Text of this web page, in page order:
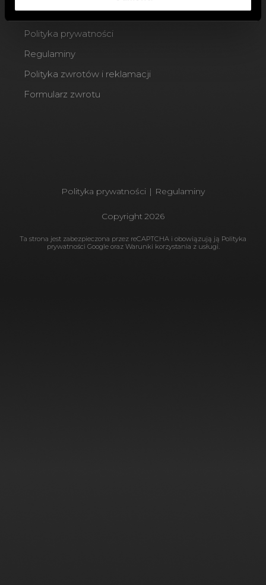
Blog
Polityka prywatności
Regulaminy
Polityka zwrotów i reklamacji
Formularz zwrotu
Polityka prywatności | Regulaminy
Copyright2026
Ta strona jest zabezpieczona przez reCAPTCHA i obowiązują ją Polityka
prywatności Googleoraz Warunki korzystania z usługi.